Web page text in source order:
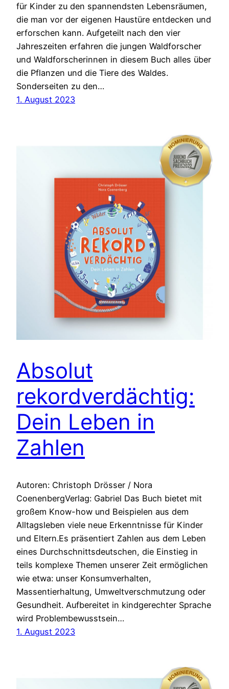
für Kinder zu den spannendsten Lebensräumen,
die man vor der eigenen Haustüre entdecken und
erforschen kann. Aufgeteilt nach den vier
Jahreszeiten erfahren die jungen Waldforscher
und Waldforscherinnen in diesem Buch alles über
die Pflanzen und die Tiere des Waldes.
Sonderseiten zu den…
1. August 2023
Absolut
rekordverdächtig:
Dein Leben in
Zahlen
Autoren: Christoph Drösser / Nora
CoenenbergVerlag: Gabriel Das Buch bietet mit
großem Know-how und Beispielen aus dem
Alltagsleben viele neue Erkenntnisse für Kinder
und Eltern.Es präsentiert Zahlen aus dem Leben
eines Durchschnittsdeutschen, die Einstieg in
teils komplexe Themen unserer Zeit ermöglichen
wie etwa: unser Konsumverhalten,
Massentierhaltung, Umweltverschmutzung oder
Gesundheit. Aufbereitet in kindgerechter Sprache
wird Problembewusstsein…
1. August 2023